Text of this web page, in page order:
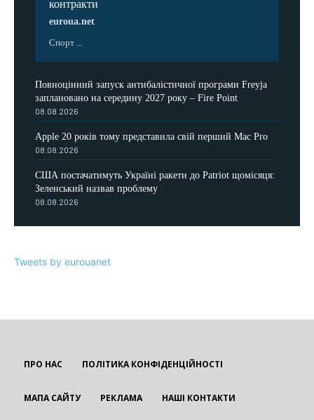
контракти
euroua.net
Спорт ...
Повноцінний запуск антибалістичної програми Freyja
заплановано на середину 2027 року – Fire Point
08.08.2026
Apple 20 років тому представила свій перший Mac Pro
08.08.2026
США постачатимуть Україні ракети до Patriot щомісяця:
Зеленський назвав проблему
08.08.2026
Tweets by eurouanet
ПРО НАС ПОЛІТИКА КОНФІДЕНЦІЙНОСТІ
МАПА САЙТУ РЕКЛАМА НАШІ КОНТАКТИ